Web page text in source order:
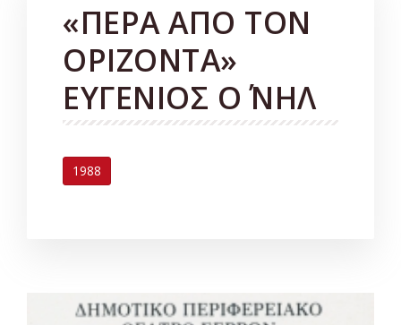
«ΠΕΡΑ ΑΠΟ ΤΟΝ
ΟΡΙΖΟΝΤΑ»
ΕΥΓΕΝΙΟΣ Ο΄ ΝΗΛ
1988